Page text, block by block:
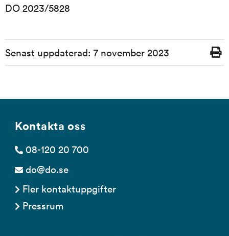
DO 2023/5828
Sidinformation
Senast uppdaterad: 7 november 2023
Skriv
ut
Kontakta oss
08-120 20 700
do@do.se
Fler kontaktuppgifter
Pressrum